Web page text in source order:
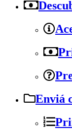
Enviá